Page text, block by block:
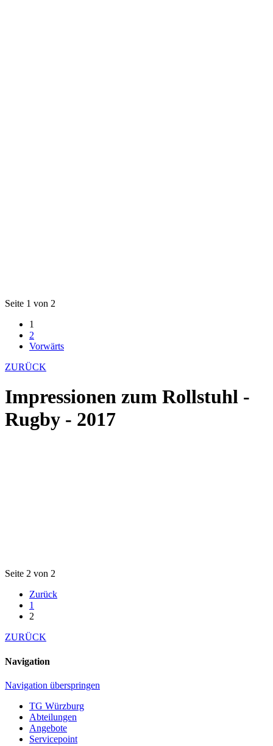
Seite 1 von 2
1
2
Vorwärts
ZURÜCK
Impressionen zum Rollstuhl -
Rugby - 2017
Seite 2 von 2
Zurück
1
2
ZURÜCK
Navigation
Navigation überspringen
TG Würzburg
Abteilungen
Angebote
Servicepoint